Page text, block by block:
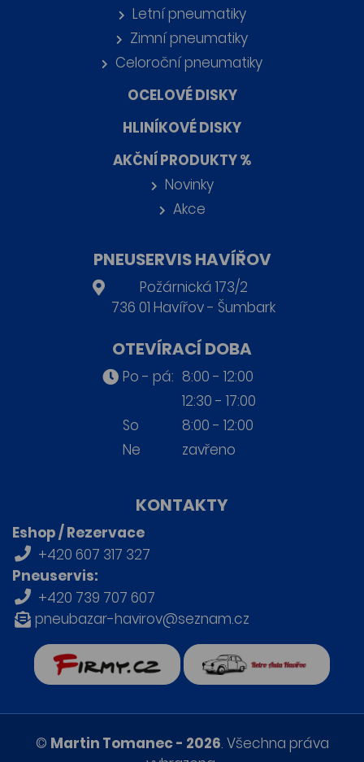
Letní pneumatiky
Zimní pneumatiky
Celoroční pneumatiky
OCELOVÉ DISKY
HLINÍKOVÉ DISKY
AKČNÍ PRODUKTY %
Novinky
Akce
PNEUSERVIS HAVÍŘOV
Požárnická 173/2
736 01 Havířov - Šumbark
OTEVÍRACÍ DOBA
Po - pá: 8:00 - 12:00
12:30 - 17:00
So
8:00 - 12:00
Ne
zavřeno
KONTAKTY
Eshop / Rezervace
+420 607 317 327
Pneuservis:
+420 739 707 607
pneubazar-havirov@seznam.cz
Retro auta Havířov
© Martin Tomanec - 2026. Všechna práva